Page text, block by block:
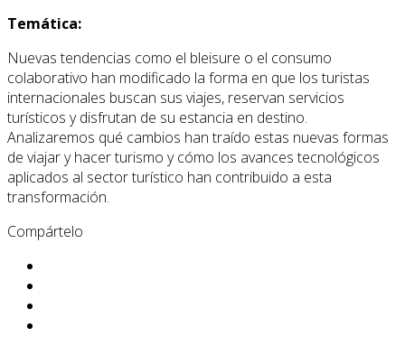
Temática:
Nuevas tendencias como el bleisure o el consumo
colaborativo han modificado la forma en que los turistas
internacionales buscan sus viajes, reservan servicios
turísticos y disfrutan de su estancia en destino.
Analizaremos qué cambios han traído estas nuevas formas
de viajar y hacer turismo y cómo los avances tecnológicos
aplicados al sector turístico han contribuido a esta
transformación.
Compártelo